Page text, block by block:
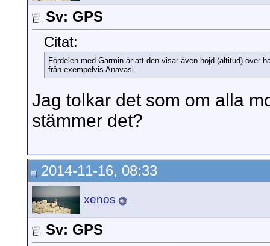
Sv: GPS
Citat:
Fördelen med Garmin är att den visar även höjd (altitud) över
från exempelvis Anavasi.
Jag tolkar det som om alla
stämmer det?
2014-11-16, 08:33
xenos
Sv: GPS